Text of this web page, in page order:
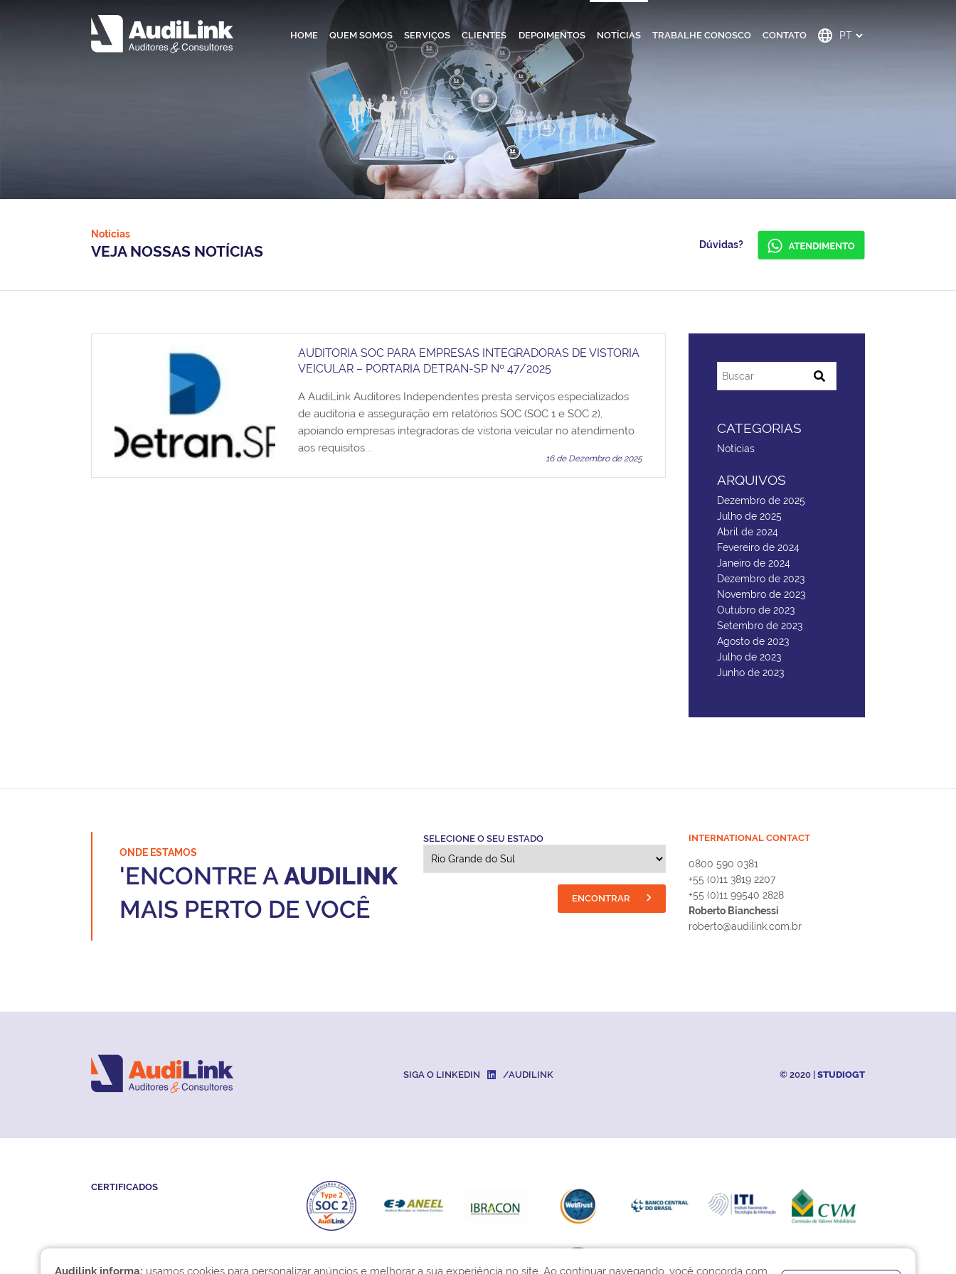
HOME QUEM SOMOS SERVIÇOS CLIENTES DEPOIMENTOS NOTÍCIAS TRABALHE CONOSCO CONTATO
Notícias
VEJA NOSSAS NOTÍCIAS Dúvidas?
AUDITORIA SOC PARA EMPRESAS INTEGRADORAS DE VISTORIA
VEICULAR – PORTARIA DETRAN-SP Nº 47/2025
A AudiLink Auditores Independentes presta serviços especializados
de auditoria e asseguração em relatórios SOC (SOC 1 e SOC 2),
apoiando empresas integradoras de vistoria veicular no atendimento
aos requisitos...
16 de Dezembro de 2025
CATEGORIAS
Notícias
ARQUIVOS
Dezembro de 2025
Julho de 2025
Abril de 2024
Fevereiro de 2024
Janeiro de 2024
Dezembro de 2023
Novembro de 2023
Outubro de 2023
Setembro de 2023
Agosto de 2023
Julho de 2023
Junho de 2023
ONDE ESTAMOS
'ENCONTRE AAUDILINK
MAIS PERTO DE VOCÊ
SELECIONE O SEU ESTADO
ENCONTRAR
INTERNATIONAL CONTACT
0800 590 0381
+55 (0)11 3819 2207
+55 (0)11 99540 2828
Roberto Bianchessi
roberto@audilink.com.br
SIGA O LINKEDIN /AUDILINK © 2020 | STUDIOGT
CERTIFICADOS
Audilink informa: usamos cookies para personalizar anúncios e melhorar a sua experiência no site. Ao continuar navegando, você concorda com